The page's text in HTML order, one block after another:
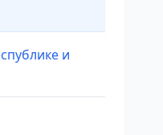
и